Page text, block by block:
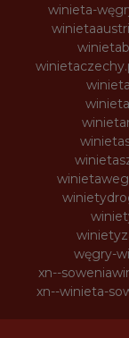
winieta-
węgry-
xn--
xn--winieta-